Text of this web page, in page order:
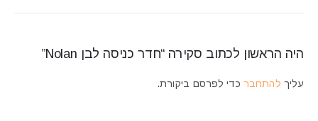
היה הראשון לכתוב סקירה “חדר כניסה לבן Nolan”
עליך להתחברכדי לפרסם ביקורת.